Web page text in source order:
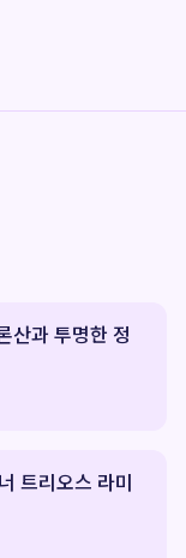
산과 투명한 정
트리오스 라미